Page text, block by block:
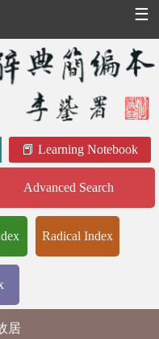
☰
Learning Notebook
Advanced Search
Radical Index
居